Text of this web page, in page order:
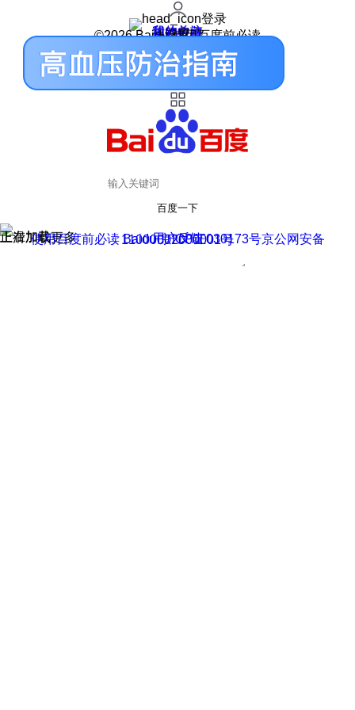
登录
我的关注
我的收藏
皮肤中心
用户反馈
设置
©2026 Baidu 使用百度前必读
百度一下
正在加载
上滑加载更多 用户反馈
使用百度前必读 Baidu 京ICP证030173号
京公网安备11000002000001号